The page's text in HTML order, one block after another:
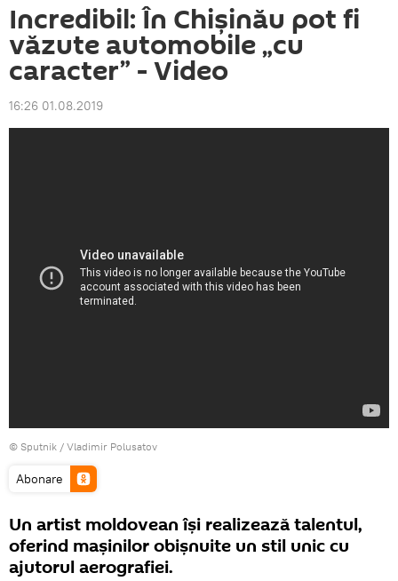
Incredibil: În Chișinău pot fi
văzute automobile „cu
caracter” - Video
16:26 01.08.2019
© Sputnik / Vladimir Polusatov
Abonare
Un artist moldovean își realizează talentul,
oferind mașinilor obișnuite un stil unic cu
ajutorul aerografiei.